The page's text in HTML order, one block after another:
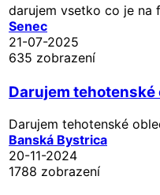
darujem vsetko co je na
Senec
21-07-2025
635 zobrazení
Darujem tehotenské
Darujem tehotenské
Banská Bystrica
20-11-2024
1788 zobrazení